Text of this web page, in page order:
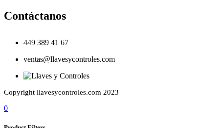
Contáctanos
449 389 41 67
ventas@llavesycontroles.com
Copyright llavesycontroles.com 2023
0